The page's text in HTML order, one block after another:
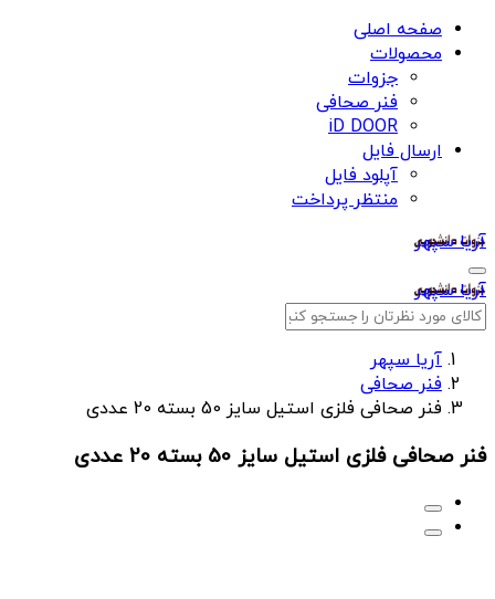
صفحه اصلی
محصولات
جزوات
فنر صحافی
iD DOOR
ارسال فایل
آپلود فایل
منتظر پرداخت
آریا سپهر
آریا سپهر
آریا سپهر
فنر صحافی
فنر صحافی فلزی استیل سایز 50 بسته 20 عددی
فنر صحافی فلزی استیل سایز 50 بسته 20 عددی